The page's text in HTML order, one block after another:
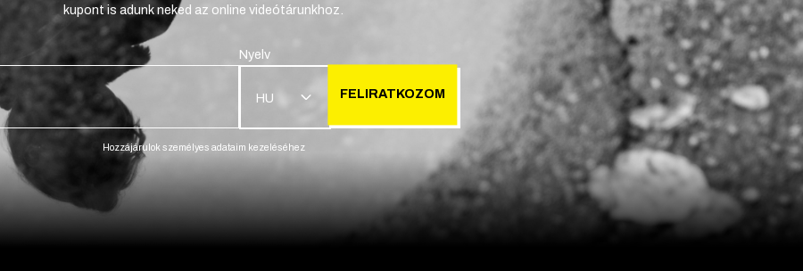
kupont is adunk neked az online videótárunkhoz.
Nyelv
HU FELIRATKOZOM
Hozzájárulok személyes adataim kezeléséhez